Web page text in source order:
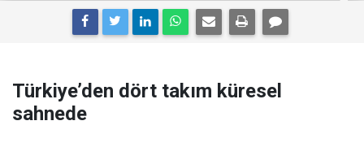
Türkiye’den dört takım küresel
sahnede